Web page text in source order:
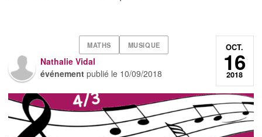
MATHS MUSIQUE
Nathalie Vidal
événement publié le 10/09/2018
OCT.
16
2018